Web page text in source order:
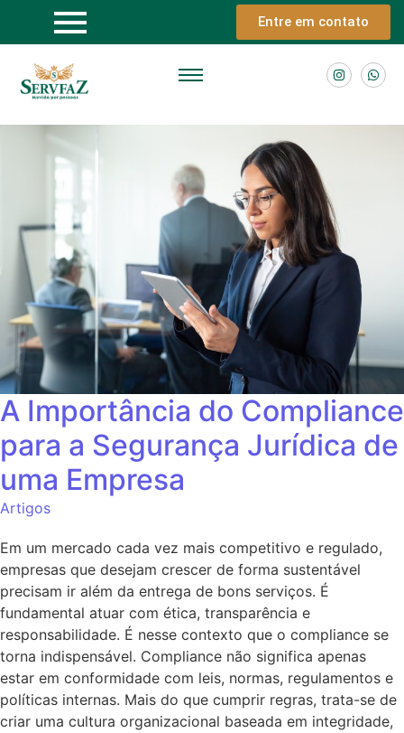
Entre em contato
A Importância do Compliance
para a Segurança Jurídica de
uma Empresa
Artigos
Em um mercado cada vez mais competitivo e regulado,
empresas que desejam crescer de forma sustentável
precisam ir além da entrega de bons serviços. É
fundamental atuar com ética, transparência e
responsabilidade. É nesse contexto que o compliance se
torna indispensável. Compliance não significa apenas
estar em conformidade com leis, normas, regulamentos e
políticas internas. Mais do que cumprir regras, trata-se de
criar uma cultura organizacional baseada em integridade,